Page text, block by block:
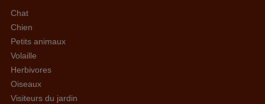
Chat
Chien
Petits animaux
Volaille
Herbivores
Oiseaux
Visiteurs du jardin